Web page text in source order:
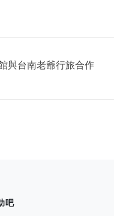
與台南老爺行旅合作
吧